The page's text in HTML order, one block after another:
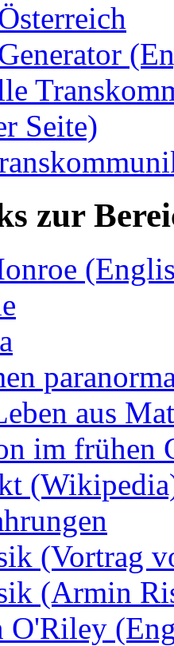
Seite)
zur
aus
im frühen
(Vortrag
(Armin
O'Riley